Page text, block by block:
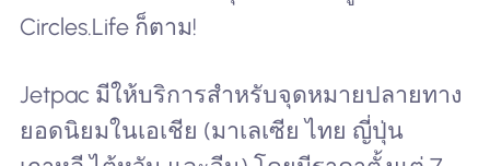
Circles.Life ก็ตาม!
Jetpac มีให้บริการสำหรับจุดหมายปลายทาง
ยอดนิยมในเอเชีย (มาเลเซีย ไทย ญี่ปุ่น